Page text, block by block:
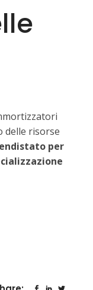
delle risorse
per